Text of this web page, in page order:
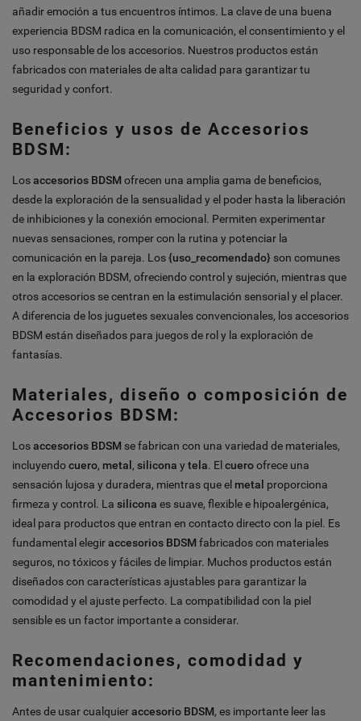
añadir emoción a tus encuentros íntimos. La clave de una buena
experiencia BDSM radica en la comunicación, el consentimiento y el
uso responsable de los accesorios. Nuestros productos están
fabricados con materiales de alta calidad para garantizar tu
seguridad y confort.
Beneficios y usos de Accesorios
BDSM:
Losaccesorios BDSMofrecen una amplia gama de beneficios,
desde la exploración de la sensualidad y el poder hasta la liberación
de inhibiciones y la conexión emocional. Permiten experimentar
nuevas sensaciones, romper con la rutina y potenciar la
comunicación en la pareja. Los{uso_recomendado} son comunes
en la exploración BDSM, ofreciendo control y sujeción, mientras que
otros accesorios se centran en la estimulación sensorial y el placer.
A diferencia de los juguetes sexuales convencionales, los accesorios
BDSM están diseñados para juegos de rol y la exploración de
fantasías.
Materiales, diseño o composición de
Accesorios BDSM:
Losaccesorios BDSM se fabrican con una variedad de materiales,
incluyendocuero, metal , silicona ytela. El cueroofrece una
sensación lujosa y duradera, mientras que el metal proporciona
firmeza y control. La silicona es suave, flexible e hipoalergénica,
ideal para productos que entran en contacto directo con la piel. Es
fundamental elegiraccesorios BDSMfabricados con materiales
seguros, no tóxicos y fáciles de limpiar. Muchos productos están
diseñados con características ajustables para garantizar la
comodidad y el ajuste perfecto. La compatibilidad con la piel
sensible es un factor importante a considerar.
Recomendaciones, comodidad y
mantenimiento:
Antes de usar cualquieraccesorio BDSM, es importante leer las